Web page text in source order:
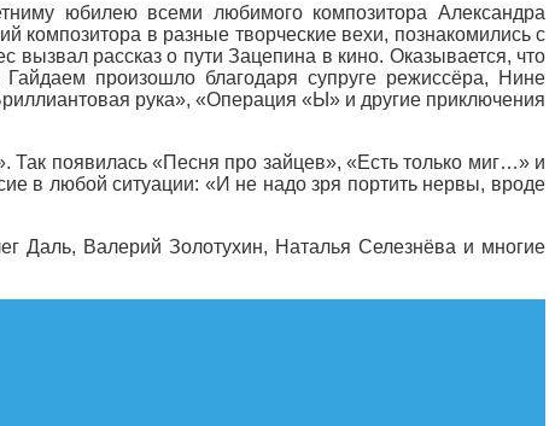
юбилею всеми любимого композитора Александра
композитора в разные творческие вехи, познакомились с
вызвал рассказ о пути Зацепина в кино. Оказывается, что
произошло благодаря супруге режиссёра, Нине
рука», «Операция «Ы» и другие приключения
появилась «Песня про зайцев», «Есть только миг…» и
в любой ситуации: «И не надо зря портить нервы, вроде
Даль, Валерий Золотухин, Наталья Селезнёва и многие